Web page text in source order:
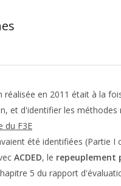
en 2011 était à la
et d'identifier les
du F3E
été identifiées (Partie I
ACDED, le repeuplement
5 du rapport